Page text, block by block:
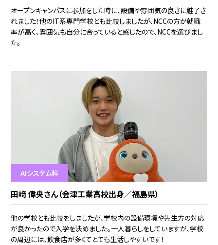
オープンキャンパスに参加をした時に、設備や雰囲気の良さに魅了さ
れました！他のIT系専門学校とも比較しましたが、NCCの方が就職
率が高く、雰囲気も自分に合っていると感じたので、NCCを選びまし
た。
AIシステム科
田﨑 偉央さん（会津工業高校出身／福島県）
他の学校とも比較をしましたが、学校内の設備環境や先生方の対応
が良かったので入学を決めました。一人暮らしをしていますが、学校
の周辺には、飲食店が多くてとても生活しやすいです！